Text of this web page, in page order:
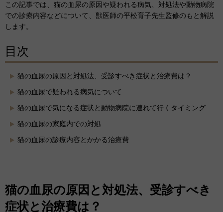
この記事では、猫の血尿の原因や疑われる病気、対処法や動物病院
での診療内容などについて、獣医師の平松育子先生監修のもと解説
します。
目次
猫の血尿の原因と対処法、受診すべき症状と治療費は？
猫の血尿で疑われる病気について
猫の血尿で気になる症状と動物病院に連れて行くタイミング
猫の血尿の家庭内での対処
猫の血尿の診療内容とかかる治療費
猫の血尿の原因と対処法、受診すべき
症状と治療費は？